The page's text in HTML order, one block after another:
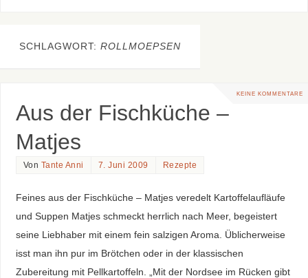
SCHLAGWORT: ROLLMOEPSEN
KEINE KOMMENTARE
Aus der Fischküche –
Matjes
Von Tante Anni 7. Juni 2009 Rezepte
Feines aus der Fischküche – Matjes veredelt Kartoffelaufläufe
und Suppen Matjes schmeckt herrlich nach Meer, begeistert
seine Liebhaber mit einem fein salzigen Aroma. Üblicherweise
isst man ihn pur im Brötchen oder in der klassischen
Zubereitung mit Pellkartoffeln. „Mit der Nordsee im Rücken gibt